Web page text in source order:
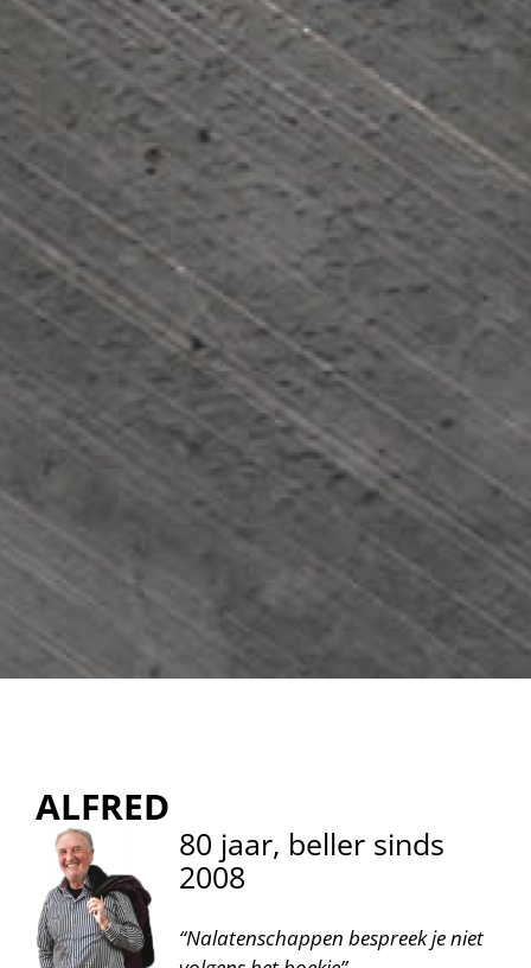
ALFRED
80 jaar, beller sinds
2008
“Nalatenschappen bespreek je niet